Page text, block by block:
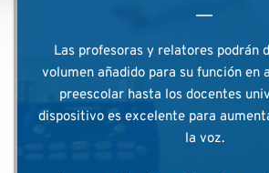
Las profesoras y relatores podrán
volumen añadido para su función en
preescolar hasta los docentes
dispositivo es excelente para
la voz.